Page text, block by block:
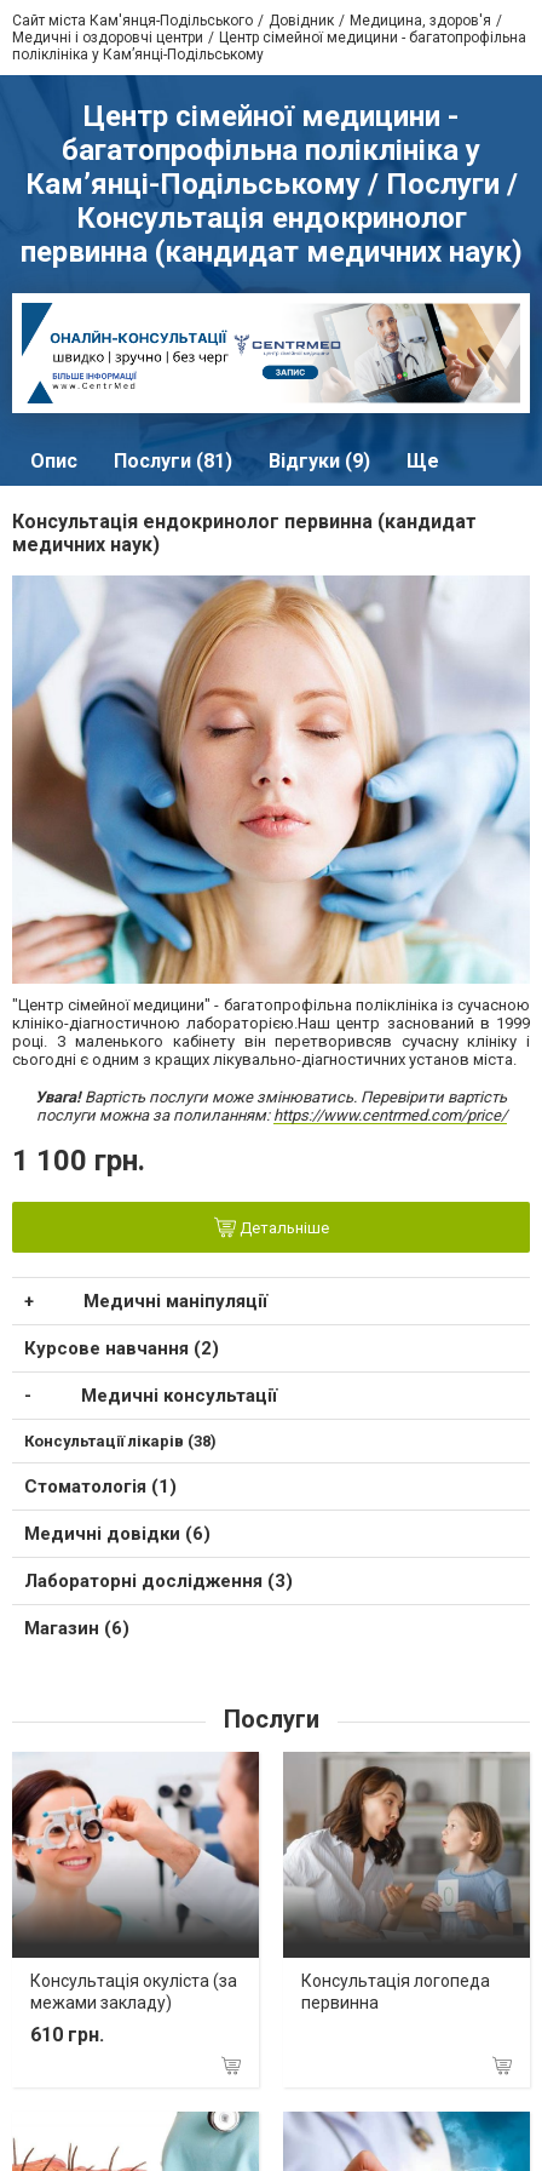
Сайт міста Кам'янця-Подільського Довідник
Медицина, здоров'я
Медичні і оздоровчі центри
Центр сімейної медицини - багатопрофільна
поліклініка у Кам’янці-Подільському
Центр сімейної медицини -
багатопрофільна поліклініка у
Кам’янці-Подільському / Послуги /
Консультація ендокринолог
первинна (кандидат медичних наук)
Опис Послуги (81) Відгуки (9) Ще
Консультація ендокринолог первинна (кандидат
медичних наук)
"Центр сімейної медицини" - багатопрофільна поліклініка із сучасною
клініко-діагностичною лабораторією.Наш центр заснований в 1999
році. З маленького кабінету він перетворивсяв сучасну клініку і
сьогодні є одним з кращих лікувально-діагностичних установ міста.
Увага! Вартість послуги може змінюватись. Перевірити вартість
послуги можна за полиланням: https://www.centrmed.com/price/
1 100 грн.
Детальніше
Медичні маніпуляції
Курсове навчання (2)
Медичні консультації
Консультації лікарів (38)
Стоматологія (1)
Медичні довідки (6)
Лабораторні дослідження (3)
Магазин (6)
Послуги
Консультація окуліста (за
межами закладу)
610 грн.
Консультація логопеда
первинна